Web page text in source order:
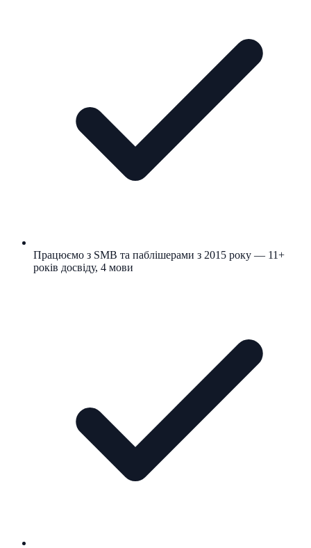
Працюємо з SMB та паблішерами з 2015 року — 11+
років досвіду, 4 мови